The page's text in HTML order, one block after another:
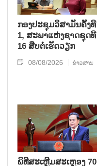
ກອງປະຊຸມວິສາມັນຄັ້ງທີ
1, ສະພາແຫ່ງຊາດຊຸດທີ
16 ສືບຕໍ່ເຮັດວຽກ
08/08/2026 ຂ່າວສານ
ພິທີສະເຫຼີມສະເຫຼອງ 70